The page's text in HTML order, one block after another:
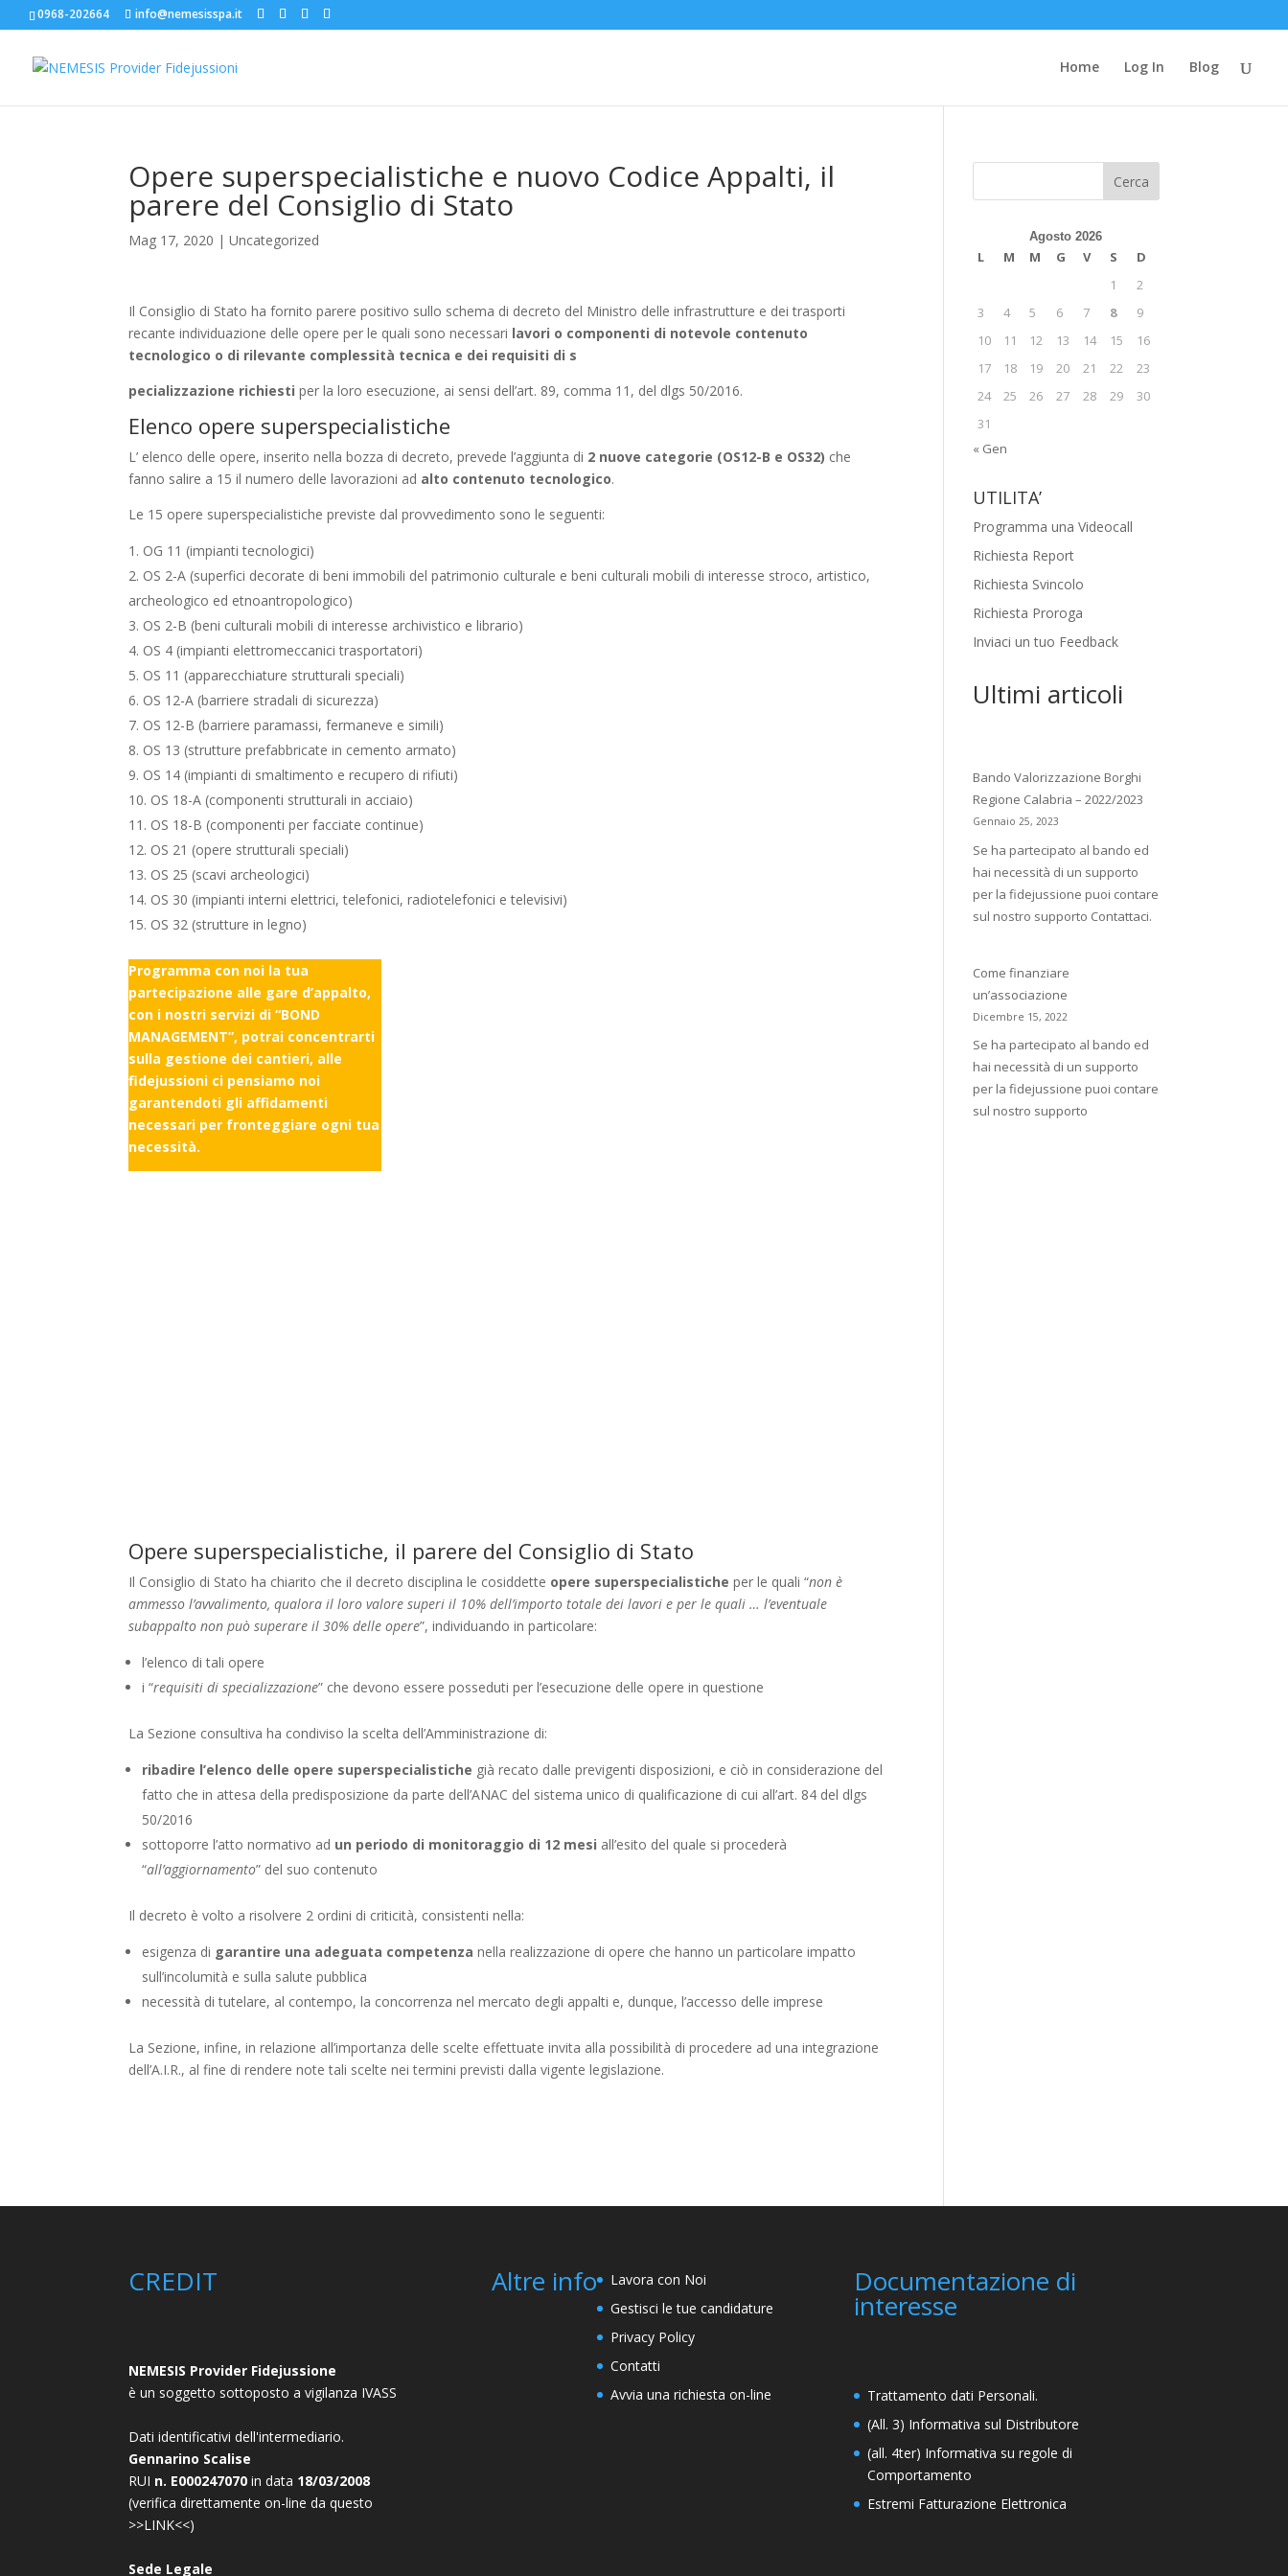
0968-202664 info@nemesisspa.it
Home Log In Blog
Opere superspecialistiche e nuovo Codice Appalti, il
parere del Consiglio di Stato
Mag 17, 2020 |Uncategorized
Il Consiglio di Stato ha fornito parere positivo sullo schema di decreto del Ministro delle infrastrutture e dei trasporti
recante individuazione delle opere per le quali sono necessari lavori o componenti di notevole contenuto
tecnologico o di rilevante complessità tecnica e dei requisiti di s
pecializzazione richiesti per la loro esecuzione, ai sensi dell’art. 89, comma 11, del dlgs 50/2016.
Elenco opere superspecialistiche
L’ elenco delle opere, inserito nella bozza di decreto, prevede l’aggiunta di 2 nuove categorie (OS12-B e OS32) che
fanno salire a 15 il numero delle lavorazioni ad alto contenuto tecnologico.
Le 15 opere superspecialistiche previste dal provvedimento sono le seguenti:
OG 11 (impianti tecnologici)
OS 2-A (superfici decorate di beni immobili del patrimonio culturale e beni culturali mobili di interesse stroco, artistico,
archeologico ed etnoantropologico)
OS 2-B (beni culturali mobili di interesse archivistico e librario)
OS 4 (impianti elettromeccanici trasportatori)
OS 11 (apparecchiature strutturali speciali)
OS 12-A (barriere stradali di sicurezza)
OS 12-B (barriere paramassi, fermaneve e simili)
OS 13 (strutture prefabbricate in cemento armato)
OS 14 (impianti di smaltimento e recupero di rifiuti)
OS 18-A (componenti strutturali in acciaio)
OS 18-B (componenti per facciate continue)
OS 21 (opere strutturali speciali)
OS 25 (scavi archeologici)
OS 30 (impianti interni elettrici, telefonici, radiotelefonici e televisivi)
OS 32 (strutture in legno)
Programma con noi la tua
partecipazione alle gare d’appalto,
con i nostri servizi di “BOND
MANAGEMENT”, potrai concentrarti
sulla gestione dei cantieri, alle
fidejussioni ci pensiamo noi
garantendoti gli affidamenti
necessari per fronteggiare ogni tua
necessità.
Opere superspecialistiche, il parere del Consiglio di Stato
Il Consiglio di Stato ha chiarito che il decreto disciplina le cosiddette opere superspecialistiche per le quali “non è
ammesso l’avvalimento, qualora il loro valore superi il 10% dell’importo totale dei lavori e per le quali … l’eventuale
subappalto non può superare il 30% delle opere”, individuando in particolare:
l’elenco di tali opere
i “requisiti di specializzazione” che devono essere posseduti per l’esecuzione delle opere in questione
La Sezione consultiva ha condiviso la scelta dell’Amministrazione di:
ribadire l’elenco delle opere superspecialistiche già recato dalle previgenti disposizioni, e ciò in considerazione del
fatto che in attesa della predisposizione da parte dell’ANAC del sistema unico di qualificazione di cui all’art. 84 del dlgs
50/2016
sottoporre l’atto normativo ad un periodo di monitoraggio di 12 mesi all’esito del quale si procederà
“all’aggiornamento” del suo contenuto
Il decreto è volto a risolvere 2 ordini di criticità, consistenti nella:
esigenza di garantire una adeguata competenza nella realizzazione di opere che hanno un particolare impatto
sull’incolumità e sulla salute pubblica
necessità di tutelare, al contempo, la concorrenza nel mercato degli appalti e, dunque, l’accesso delle imprese
La Sezione, infine, in relazione all’importanza delle scelte effettuate invita alla possibilità di procedere ad una integrazione
dell’A.I.R., al fine di rendere note tali scelte nei termini previsti dalla vigente legislazione.
Cerca
Agosto 2026
L M M G V S
D
1
2
3
4 5 6 7 8
9
10
11 12 13 14 15
16
17
18 19 20 21 22
23
24
25 26 27 28 29
30
31
« Gen
UTILITA’
Programma una Videocall
Richiesta Report
Richiesta Svincolo
Richiesta Proroga
Inviaci un tuo Feedback
Ultimi articoli
Bando Valorizzazione Borghi
Regione Calabria – 2022/2023
Gennaio 25, 2023
Se ha partecipato al bando ed
hai necessità di un supporto
per la fidejussione puoi contare
sul nostro supporto Contattaci.
Come finanziare
un’associazione
Dicembre 15, 2022
Se ha partecipato al bando ed
hai necessità di un supporto
per la fidejussione puoi contare
sul nostro supporto
CREDIT
NEMESIS Provider Fidejussione
è un soggetto sottoposto a vigilanza IVASS
Dati identificativi dell'intermediario.
Gennarino Scalise
RUI n. E000247070 in data 18/03/2008
(verifica direttamente on-line da questo
>>LINK<<)
Sede Legale
Altre info
Lavora con Noi
Gestisci le tue candidature
Privacy Policy
Contatti
Avvia una richiesta on-line
Documentazione di
interesse
Trattamento dati Personali.
(All. 3) Informativa sul Distributore
(all. 4ter) Informativa su regole di
Comportamento
Estremi Fatturazione Elettronica